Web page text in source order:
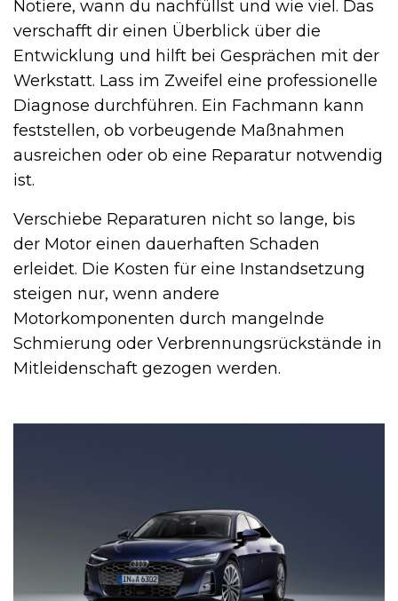
Notiere, wann du nachfüllst und wie viel. Das
verschafft dir einen Überblick über die
Entwicklung und hilft bei Gesprächen mit der
Werkstatt. Lass im Zweifel eine professionelle
Diagnose durchführen. Ein Fachmann kann
feststellen, ob vorbeugende Maßnahmen
ausreichen oder ob eine Reparatur notwendig
ist.
Verschiebe Reparaturen nicht so lange, bis
der Motor einen dauerhaften Schaden
erleidet. Die Kosten für eine Instandsetzung
steigen nur, wenn andere
Motorkomponenten durch mangelnde
Schmierung oder Verbrennungsrückstände in
Mitleidenschaft gezogen werden.